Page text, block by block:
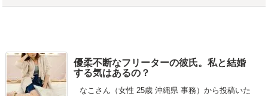
優柔不断なフリーターの彼氏。私と結婚
する気はあるの？
なこさん（女性 25歳 沖縄県 事務）から投稿いた